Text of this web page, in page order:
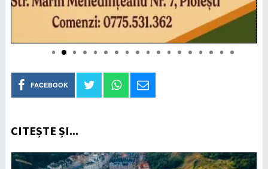
FACEBOOK
CITEȘTE ȘI...